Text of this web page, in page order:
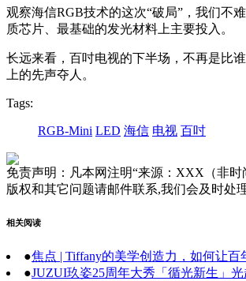
观察海信RGB技术的这次“破局”，我们不
质芯片、最基础的发光材料上主要投入。
长远来看，百吋电视的下半场，不再是比
上的先声夺人。
Tags:
RGB-Mini LED 海信 电视 百吋
免责声明：凡本网注明“来源：XXX（非
版权和其它问题请邮件联系,我们会及时处
相关阅读
●焦点 | Tiffany的美学创造力，如何让百
●JUZUI玖姿25周年大秀「循光新生」